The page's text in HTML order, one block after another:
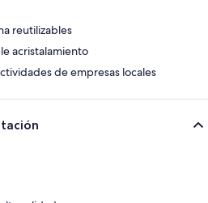
reutilizables
acristalamiento
de empresas locales